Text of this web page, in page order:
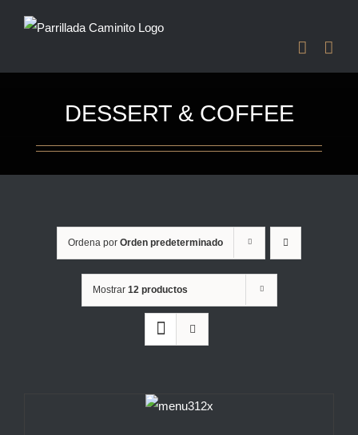
DESSERT & COFFEE
Ordena por Orden predeterminado
Mostrar 12 productos